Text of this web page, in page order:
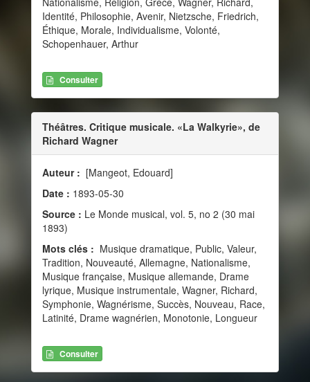
Identité, Philosophie, Avenir, Nietzsche, Friedrich,
Éthique, Morale, Individualisme, Volonté,
Schopenhauer, Arthur
Consulter
Théâtres. Critique musicale. «La Walkyrie», de
Richard Wagner
Auteur : [Mangeot, Edouard]
Date : 1893-05-30
Source : Le Monde musical, vol. 5, no 2 (30 mai
1893)
Mots clés : Musique dramatique, Public, Valeur,
Tradition, Nouveauté, Allemagne, Nationalisme,
Musique française, Musique allemande, Drame
lyrique, Musique instrumentale, Wagner, Richard,
Symphonie, Wagnérisme, Succès, Nouveau, Race,
Latinité, Drame wagnérien, Monotonie, Longueur
Consulter